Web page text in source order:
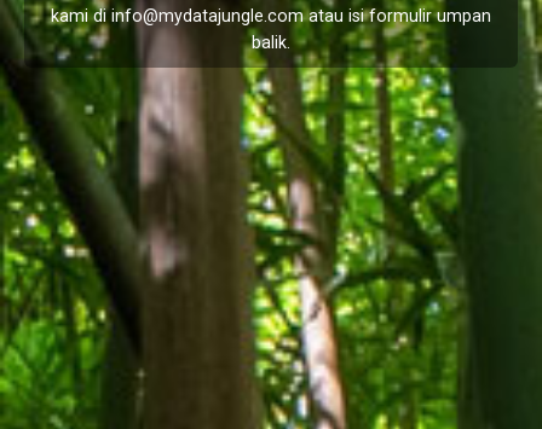
kami diinfo@mydatajungle.comatau isi formulirumpan
balik